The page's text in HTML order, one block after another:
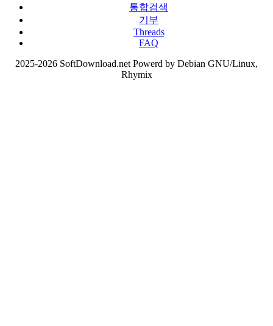
통합검색
기부
Threads
FAQ
2025-2026 SoftDownload.net Powerd by Debian GNU/Linux,
Rhymix